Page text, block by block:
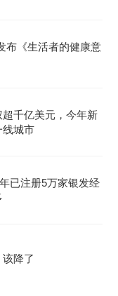
布《生活者的健康意
超千亿美元，今年新
线城市
已注册5万家银发经
降了